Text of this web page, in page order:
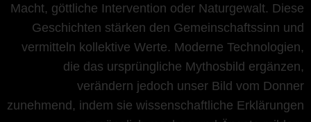
Macht, göttliche Intervention oder Naturgewalt. Diese
Geschichten stärken den Gemeinschaftssinn und
vermitteln kollektive Werte. Moderne Technologien,
die das ursprüngliche Mythosbild ergänzen,
verändern jedoch unser Bild vom Donner
zunehmend, indem sie wissenschaftliche Erklärungen